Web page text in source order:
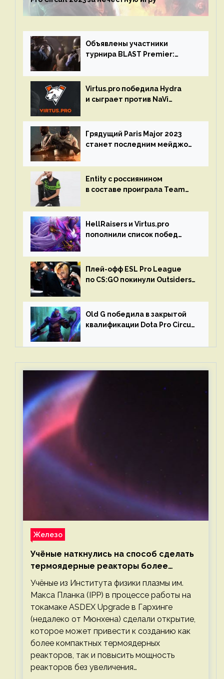
Объявлены участники
турнира BLAST Premier:
Virtus.pro победила Hydra
и сыграет против NaVi
Грядущий Paris Major 2023
станет последним мейджор-
Entity с россиянином
в составе проиграла Team
HellRaisers и Virtus.pro
пополнили список побед
Плей-офф ESL Pro League
по CS:GO покинули Outsiders
Old G победила в закрытой
квалификации Dota Pro Circuit
Железо
Учёные наткнулись на способ сделать
термоядерные реакторы более
компактными или мощными
Учёные из Института физики плазмы им.
Макса Планка (IPP) в процессе работы на
токамаке ASDEX Upgrade в Гархинге
(недалеко от Мюнхена) сделали открытие,
которое может привести к созданию как
более компактных термоядерных
реакторов, так и повысить мощность
реакторов без увеличения…